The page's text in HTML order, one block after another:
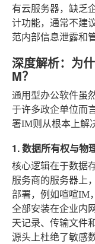
有云服务器，缺乏
计功能，通常不建
范内部信息泄露和
深度解析：为
M？
通用型办公软件虽
于许多政企单位而
署IM则从根本上解
1. 数据所有权与物
核心逻辑在于数据
服务商的服务器上
部署，例如喧喧IM
全部安装在企业内
天记录、传输文件
源头上杜绝了敏感